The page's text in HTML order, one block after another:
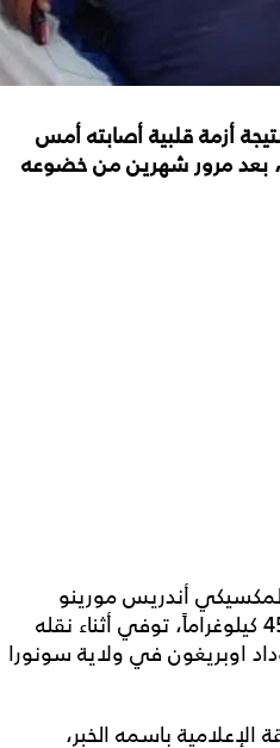
أزمة قلبية أصابته أمس
عن عمر يناهز 38 عاماً، بعد مرور شهرين من خضوعه
أندريس مورينو
سيبولفيدا، وزنه وصل إلى 450 كيلوغراماً، توفي أثناء نقله
اوبريغون في ولاية سونورا
باسمه الخبر،